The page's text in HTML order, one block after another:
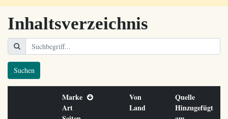
Inhaltsverzeichnis
Suchen
Marke
Art
Von
Land
Quelle
Hinzugefügt